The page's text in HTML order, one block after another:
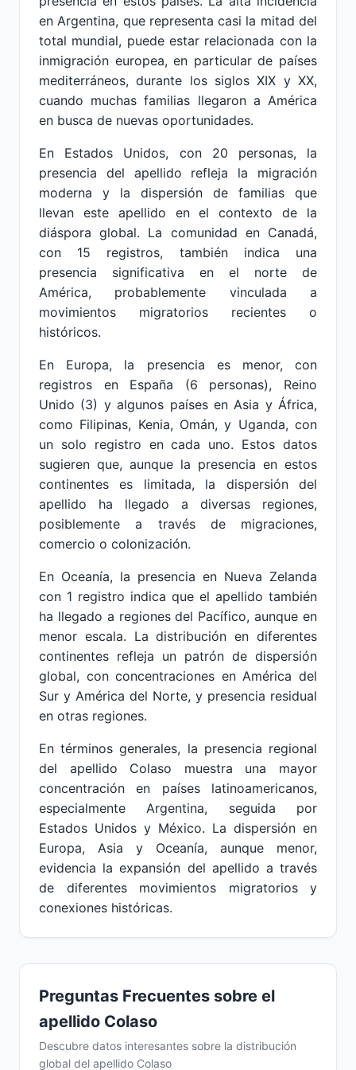
en Argentina, que representa casi la mitad del
total mundial, puede estar relacionada con la
inmigración europea, en particular de países
mediterráneos, durante los siglos XIX y XX,
cuando muchas familias llegaron a América
en busca de nuevas oportunidades.
En Estados Unidos, con 20 personas, la
presencia del apellido refleja la migración
moderna y la dispersión de familias que
llevan este apellido en el contexto de la
diáspora global. La comunidad en Canadá,
con 15 registros, también indica una
presencia significativa en el norte de
América, probablemente vinculada a
movimientos migratorios recientes o
históricos.
En Europa, la presencia es menor, con
registros en España (6 personas), Reino
Unido (3) y algunos países en Asia y África,
como Filipinas, Kenia, Omán, y Uganda, con
un solo registro en cada uno. Estos datos
sugieren que, aunque la presencia en estos
continentes es limitada, la dispersión del
apellido ha llegado a diversas regiones,
posiblemente a través de migraciones,
comercio o colonización.
En Oceanía, la presencia en Nueva Zelanda
con 1 registro indica que el apellido también
ha llegado a regiones del Pacífico, aunque en
menor escala. La distribución en diferentes
continentes refleja un patrón de dispersión
global, con concentraciones en América del
Sur y América del Norte, y presencia residual
en otras regiones.
En términos generales, la presencia regional
del apellido Colaso muestra una mayor
concentración en países latinoamericanos,
especialmente Argentina, seguida por
Estados Unidos y México. La dispersión en
Europa, Asia y Oceanía, aunque menor,
evidencia la expansión del apellido a través
de diferentes movimientos migratorios y
conexiones históricas.
Preguntas Frecuentes sobre el
apellido Colaso
Descubre datos interesantes sobre la distribución
global del apellido Colaso